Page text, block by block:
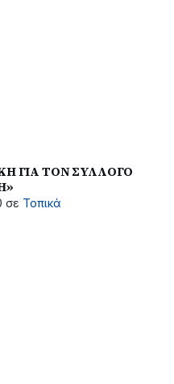
ΓΙΑ ΤΟΝ ΣΥΛΛΟΓΟ
σε Τοπικά